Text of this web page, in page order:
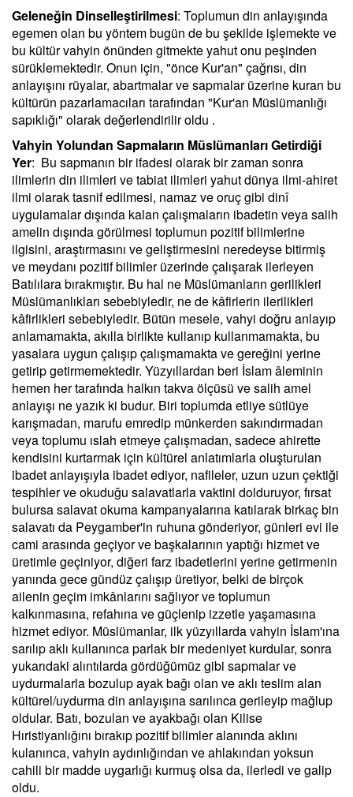
Geleneğin Dinselleştirilmesi: Toplumun din anlayışında
egemen olan bu yöntem bugün de bu şekilde işlemekte ve
bu kültür vahyin önünden gitmekte yahut onu peşinden
sürüklemektedir. Onun için, "önce Kur'an" çağrısı, din
anlayışını rüyalar, abartmalar ve sapmalar üzerine kuran bu
kültürün pazarlamacıları tarafından "Kur'an Müslümanlığı
sapıklığı" olarak değerlendirilir oldu .
Vahyin Yolundan Sapmaların Müslümanları Getirdiği
Yer: Bu sapmanın bir ifadesi olarak bir zaman sonra
ilimlerin din ilimleri ve tabiat ilimleri yahut dünya ilmi-ahiret
ilmi olarak tasnif edilmesi, namaz ve oruç gibi dinî
uygulamalar dışında kalan çalışmaların ibadetin veya salih
amelin dışında görülmesi toplumun pozitif bilimlerine
ilgisini, araştırmasını ve geliştirmesini neredeyse bitirmiş
ve meydanı pozitif bilimler üzerinde çalışarak ilerleyen
Batılılara bırakmıştır. Bu hal ne Müslümanların gerilikleri
Müslümanlıkları sebebiyledir, ne de kâfirlerin ilerilikleri
kâfirlikleri sebebiyledir. Bütün mesele, vahyi doğru anlayıp
anlamamakta, akılla birlikte kullanıp kullanmamakta, bu
yasalara uygun çalışıp çalışmamakta ve gereğini yerine
getirip getirmemektedir. Yüzyıllardan beri İslam âleminin
hemen her tarafında halkın takva ölçüsü ve salih amel
anlayışı ne yazık ki budur. Biri toplumda etliye sütlüye
karışmadan, marufu emredip münkerden sakındırmadan
veya toplumu ıslah etmeye çalışmadan, sadece ahirette
kendisini kurtarmak için kültürel anlatımlarla oluşturulan
ibadet anlayışıyla ibadet ediyor, nafileler, uzun uzun çektiği
tespihler ve okuduğu salavatlarla vaktini dolduruyor, fırsat
bulursa salavat okuma kampanyalarına katılarak birkaç bin
salavatı da Peygamber'in ruhuna gönderiyor, günleri evi ile
cami arasında geçiyor ve başkalarının yaptığı hizmet ve
üretimle geçiniyor, diğeri farz ibadetlerini yerine getirmenin
yanında gece gündüz çalışıp üretiyor, belki de birçok
ailenin geçim imkânlarını sağlıyor ve toplumun
kalkınmasına, refahına ve güçlenip izzetle yaşamasına
hizmet ediyor. Müslümanlar, ilk yüzyıllarda vahyin İslam'ına
sarılıp aklı kullanınca parlak bir medeniyet kurdular, sonra
yukarıdaki alıntılarda gördüğümüz gibi sapmalar ve
uydurmalarla bozulup ayak bağı olan ve aklı teslim alan
kültürel/uydurma din anlayışına sarılınca gerileyip mağlup
oldular. Batı, bozulan ve ayakbağı olan Kilise
Hıristiyanlığını bırakıp pozitif bilimler alanında aklını
kulanınca, vahyin aydınlığından ve ahlakından yoksun
cahili bir madde uygarlığı kurmuş olsa da, ilerledi ve galip
oldu.